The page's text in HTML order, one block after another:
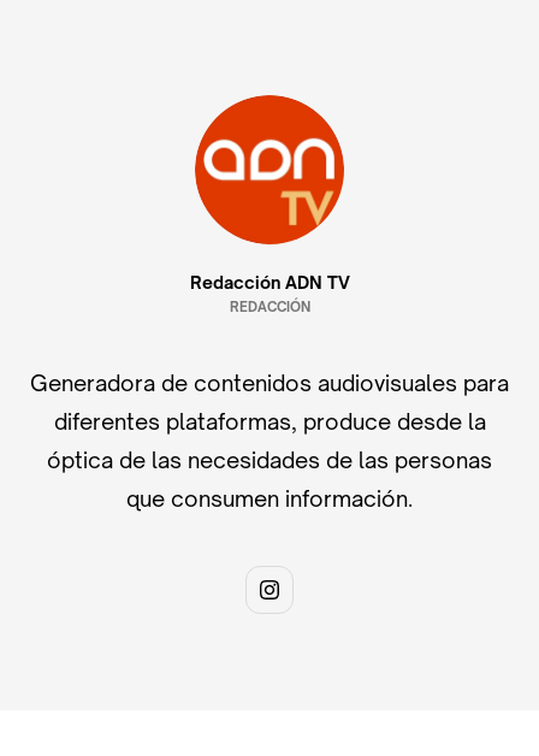
Redacción ADN TV
REDACCIÓN
Generadora de contenidos audiovisuales para
diferentes plataformas, produce desde la
óptica de las necesidades de las personas
que consumen información.